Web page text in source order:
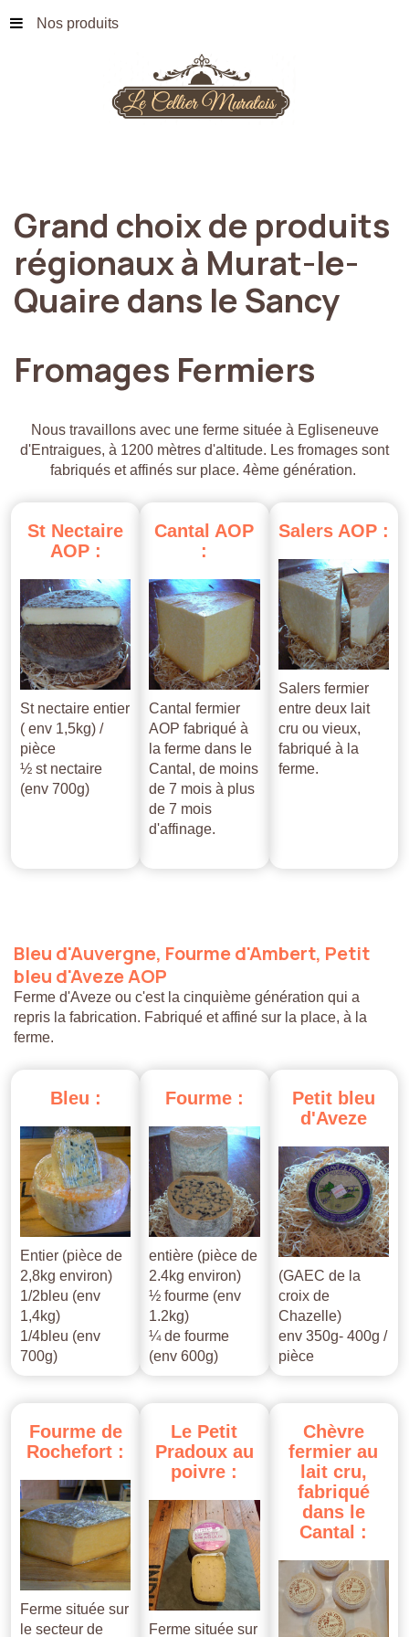
Nos produits
Grand choixde produits
régionauxà Murat-le-
Quairedans leSancy
Fromages Fermiers
Nous travaillons avec une ferme située à Egliseneuve
d'Entraigues, à 1200 mètres d'altitude. Les fromages sont
fabriqués et affinés sur place. 4ème génération.
St Nectaire
AOP :
St nectaire entier
( env 1,5kg) /
pièce
½ st nectaire
(env 700g)
Cantal AOP
:
Cantal fermier
AOP fabriqué à
la ferme dans le
Cantal, de moins
de 7 mois à plus
de 7 mois
d'affinage.
Salers AOP :
Salers fermier
entre deux lait
cru ou vieux,
fabriqué à la
ferme.
Bleu d'Auvergne, Fourmed'Ambert, Petit
bleu d'AvezeAOP
Ferme d'Aveze ou c'est la cinquième génération qui a
repris la fabrication. Fabriqué et affiné sur la place, à la
ferme.
Bleu :
Entier (pièce de
2,8kg environ)
1/2bleu (env
1,4kg)
1/4bleu (env
700g)
Fourme :
entière (pièce de
2.4kg environ)
½ fourme (env
1.2kg)
¼ de fourme
(env 600g)
Petit bleu
d'Aveze
(GAEC de la
croix de
Chazelle)
env 350g- 400g /
pièce
Fourme de
Rochefort :
Ferme située sur
le secteur de
Le Petit
Pradoux au
poivre :
Ferme située sur
Chèvre
fermier au
lait cru,
fabriqué
dans le
Cantal :